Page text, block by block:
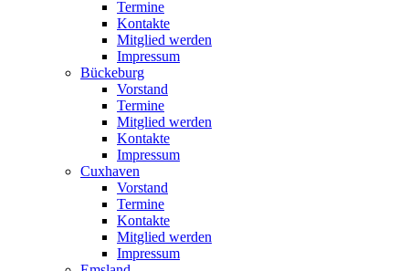
Termine
Kontakte
Mitglied werden
Impressum
Bückeburg
Vorstand
Termine
Mitglied werden
Kontakte
Impressum
Cuxhaven
Vorstand
Termine
Kontakte
Mitglied werden
Impressum